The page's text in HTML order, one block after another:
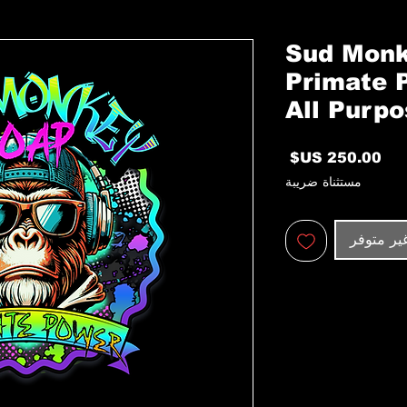
Sud
Primate
All
السعر
مستثناة ضريبة
متوفر